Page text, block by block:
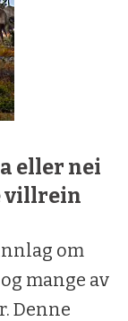
eller nei
villrein
om
mange av
Denne